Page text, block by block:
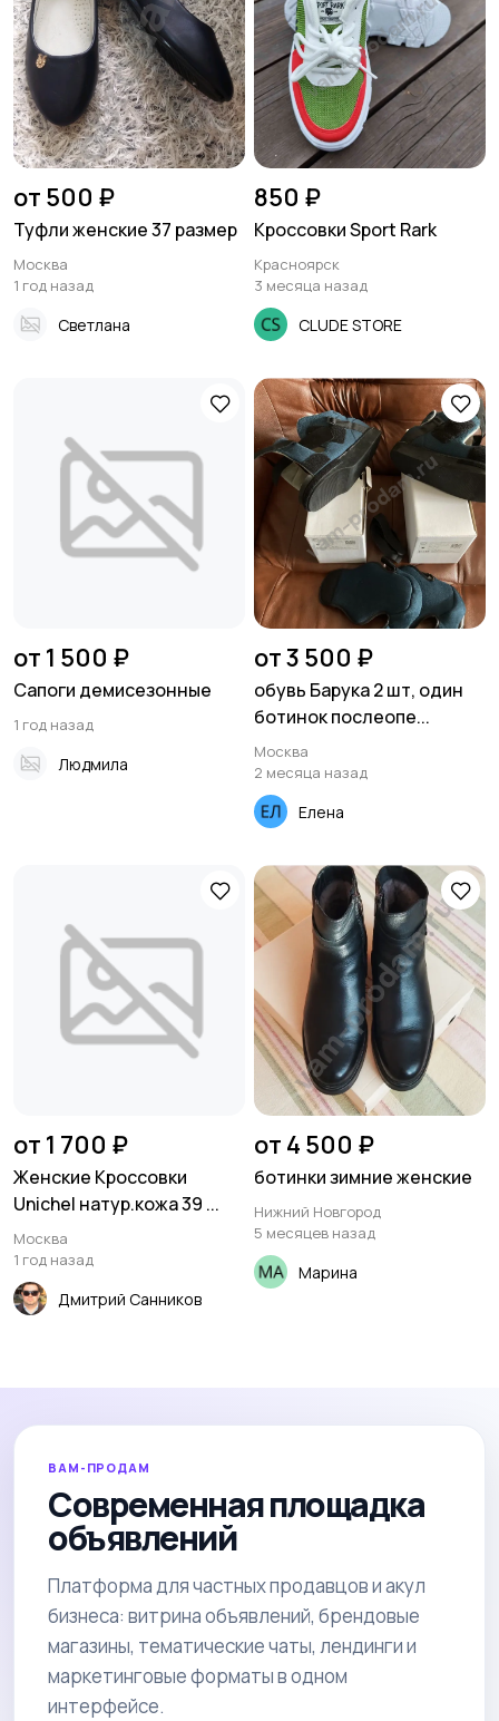
от 500 ₽
Туфли женские 37 размер
Москва
1 год назад
Светлана
850 ₽
Кроссовки Sport Rark
Красноярск
3 месяца назад
CLUDE STORE
от 1 500 ₽
Сапоги демисезонные
1 год назад
Людмила
от 3 500 ₽
обувь Барука 2 шт, один
ботинок послеопе...
Москва
2 месяца назад
Елена
от 1 700 ₽
Женские Кроссовки
Unichel натур.кожа 39 ...
Москва
1 год назад
Дмитрий Санников
от 4 500 ₽
ботинки зимние женские
Нижний Новгород
5 месяцев назад
Марина
ВАМ-ПРОДАМ
Современная площадка
объявлений
Платформа для частных продавцов и акул
бизнеса: витрина объявлений, брендовые
магазины, тематические чаты, лендинги и
маркетинговые форматы в одном
интерфейсе.